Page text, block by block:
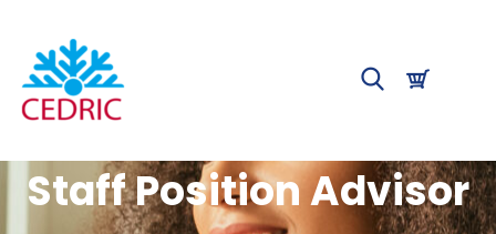
Staff Position Advisor